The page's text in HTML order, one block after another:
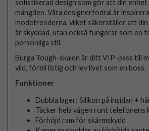
sofistikerad design som gör att din
mängden. Våra designerfodral är
modetrenderna, vilket säkerställer att
är skyddad, utan också fungerar som en
personliga stil.
Burga Tough-skalen är ditt VIP-pass till
vild, förbli listig och lev livet som en boss.
Funktioner
Dubbla lager: Silikon på insidan +
Täcker hela vägen runt telefonens
Förhöjd ram för skärmskydd